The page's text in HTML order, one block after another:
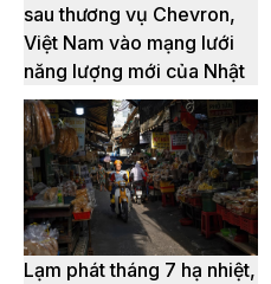
sau thương vụ Chevron,
Việt Nam vào mạng lưới
năng lượng mới của Nhật
Lạm phát tháng 7 hạ nhiệt,